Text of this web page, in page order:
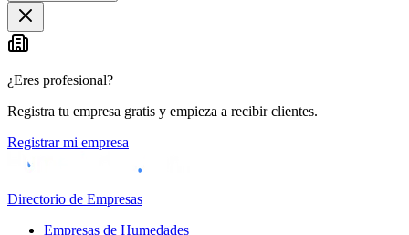
¿Eres profesional?
Registra tu empresa gratis y empieza a recibir clientes.
Registrar mi empresa
Directorio de Empresas
Empresas de Humedades